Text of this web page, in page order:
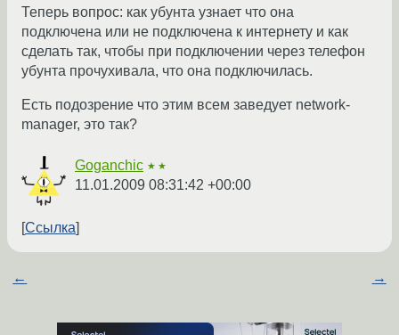
Теперь вопрос: как убунта узнает что она
подключена или не подключена к интернету и как
сделать так, чтобы при подключении через телефон
убунта прочухивала, что она подключилась.
Есть подозрение что этим всем заведует network-
manager, это так?
Goganchic ★★
11.01.2009 08:31:42 +00:00
Ссылка
← →